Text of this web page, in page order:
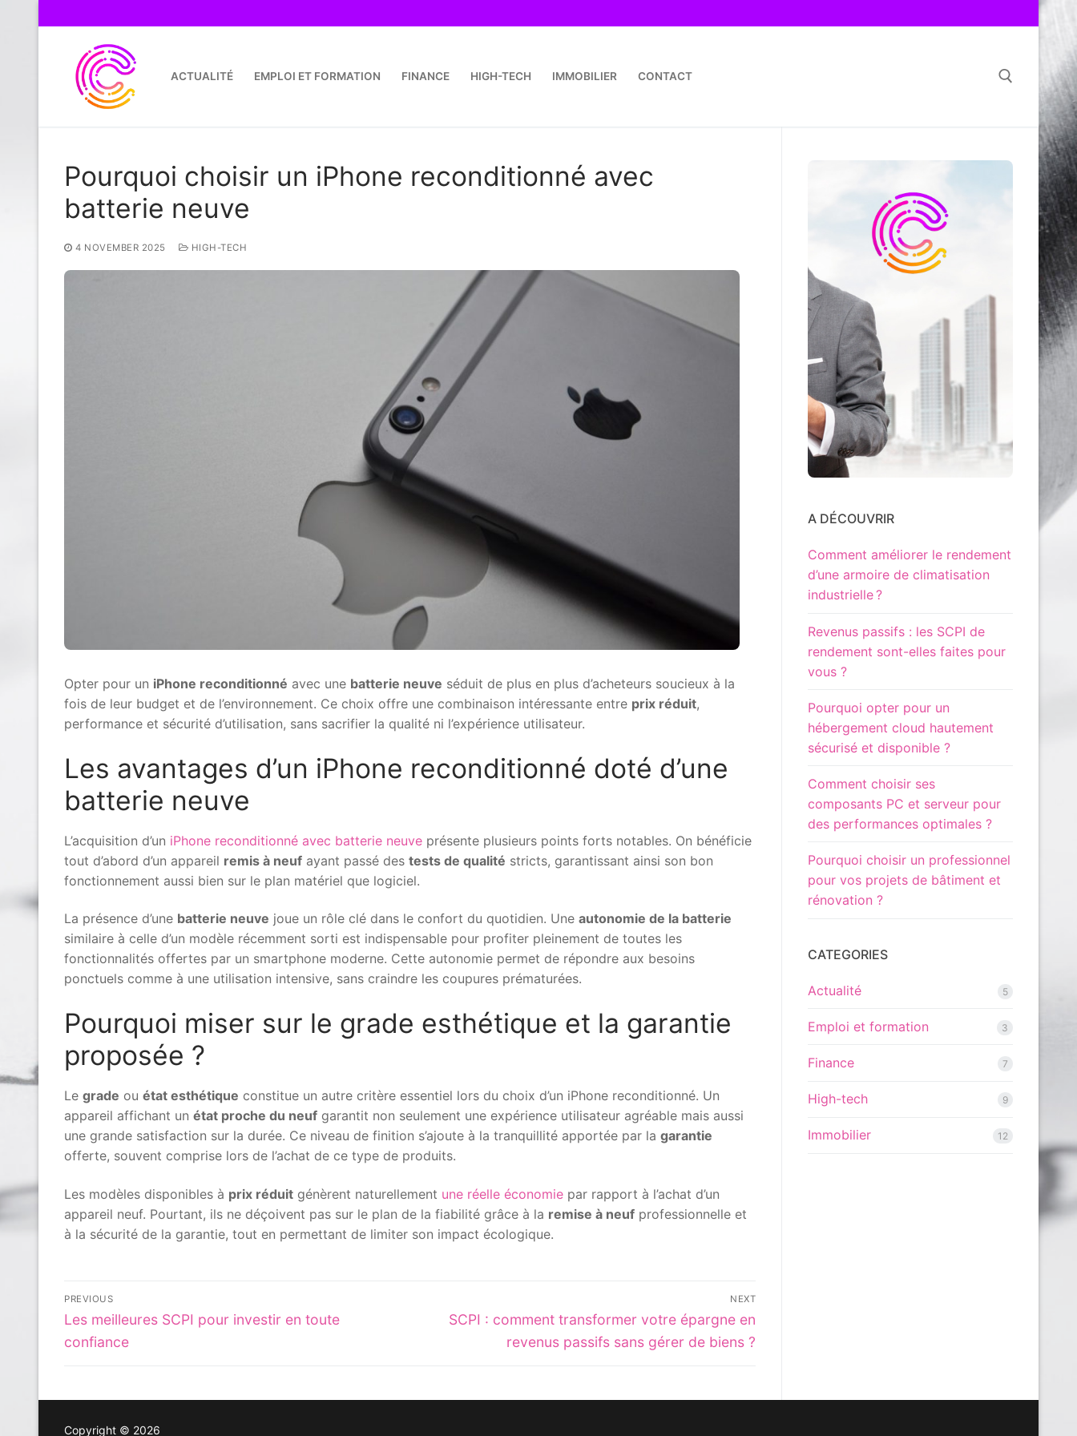
to
ACTUALITÉ EMPLOI ET FORMATION FINANCE HIGH-TECH IMMOBILIER CONTACT
Pourquoi choisir un iPhone reconditionné avec
batterie neuve
4 NOVEMBER 2025 HIGH-TECH
Opter pour un iPhone reconditionné avec une batterie neuve séduit de plus en plus d’acheteurs soucieux à la
fois de leur budget et de l’environnement. Ce choix offre une combinaison intéressante entre prix réduit,
performance et sécurité d’utilisation, sans sacrifier la qualité ni l’expérience utilisateur.
Les avantages d’un iPhone reconditionné doté d’une
batterie neuve
L’acquisition d’un iPhone reconditionné avec batterie neuve présente plusieurs points forts notables. On bénéficie
tout d’abord d’un appareil remis à neuf ayant passé des tests de qualité stricts, garantissant ainsi son bon
fonctionnement aussi bien sur le plan matériel que logiciel.
La présence d’une batterie neuve joue un rôle clé dans le confort du quotidien. Une autonomie de la batterie
similaire à celle d’un modèle récemment sorti est indispensable pour profiter pleinement de toutes les
fonctionnalités offertes par un smartphone moderne. Cette autonomie permet de répondre aux besoins
ponctuels comme à une utilisation intensive, sans craindre les coupures prématurées.
Pourquoi miser sur le grade esthétique et la garantie
proposée ?
Le grade ou état esthétique constitue un autre critère essentiel lors du choix d’un iPhone reconditionné. Un
appareil affichant un état proche du neuf garantit non seulement une expérience utilisateur agréable mais aussi
une grande satisfaction sur la durée. Ce niveau de finition s’ajoute à la tranquillité apportée par la garantie
offerte, souvent comprise lors de l’achat de ce type de produits.
Les modèles disponibles à prix réduit génèrent naturellement une réelle économie par rapport à l’achat d’un
appareil neuf. Pourtant, ils ne déçoivent pas sur le plan de la fiabilité grâce à la remise à neuf professionnelle et
à la sécurité de la garantie, tout en permettant de limiter son impact écologique.
Post
navigation
PREVIOUS
Previous
post:
Les meilleures SCPI pour investir en toute
confiance
NEXT
Next
SCPI : comment transformer votre épargne en
revenus passifs sans gérer de biens ?
A DÉCOUVRIR
Comment améliorer le rendement
d’une armoire de climatisation
industrielle ?
Revenus passifs : les SCPI de
rendement sont-elles faites pour
vous ?
Pourquoi opter pour un
hébergement cloud hautement
sécurisé et disponible ?
Comment choisir ses
composants PC et serveur pour
des performances optimales ?
Pourquoi choisir un professionnel
pour vos projets de bâtiment et
rénovation ?
CATEGORIES
Actualité 5
Emploi et formation 3
Finance 7
High-tech 9
Immobilier 12
Copyright © 2026